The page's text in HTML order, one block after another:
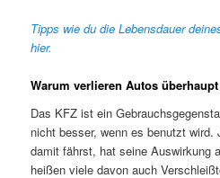
Tipps wie du die Lebensdauer
hier.
Warum verlieren Autos
Das KFZ ist ein
nicht besser, wenn es benutzt wird.
damit fährst, hat seine Auswirkung
heißen viele davon auch